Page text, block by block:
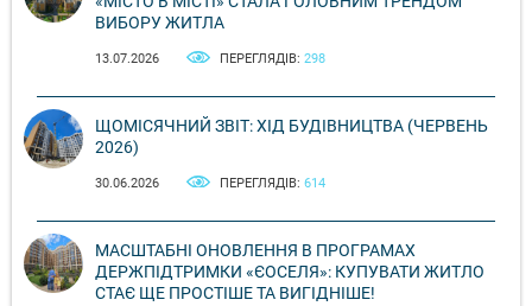
ВИБОРУ ЖИТЛА
13.07.2026 ПЕРЕГЛЯДІВ: 298
ЩОМІСЯЧНИЙ ЗВІТ: ХІД БУДІВНИЦТВА (ЧЕРВЕНЬ
2026)
30.06.2026 ПЕРЕГЛЯДІВ: 614
МАСШТАБНІ ОНОВЛЕННЯ В ПРОГРАМАХ
ДЕРЖПІДТРИМКИ «ЄОСЕЛЯ»: КУПУВАТИ ЖИТЛО
СТАЄ ЩЕ ПРОСТІШЕ ТА ВИГІДНІШЕ!